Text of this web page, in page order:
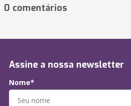
0 comentários
Assine a nossa newsletter
Nome*